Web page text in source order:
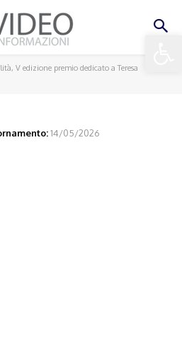
V edizione premio dedicato a Teresa
14/05/2026